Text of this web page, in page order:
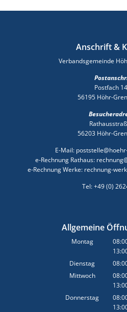
Anschrift &
Verbandsgemeinde
Postfach
56195 Höhr-
56203 Höhr-
E-Mail:
e-Rechnung Rathaus:
e-Rechnung Werke: rechnung-
Tel: +49 (0)
Allgemeine
Montag
Dienstag
Mittwoch
Donnerstag